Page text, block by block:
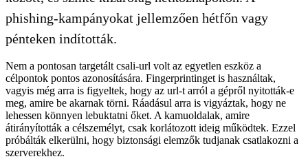
phishing-kampányokat jellemzően hétfőn vagy
pénteken indították.
Nem a pontosan targetált csali-url volt az egyetlen eszköz a
célpontok pontos azonosítására. Fingerprintinget is használtak,
vagyis még arra is figyeltek, hogy az url-t arról a gépről nyitották-e
meg, amire be akarnak törni. Ráadásul arra is vigyáztak, hogy ne
lehessen könnyen lebuktatni őket. A kamuoldalak, amire
átirányították a célszemélyt, csak korlátozott ideig működtek. Ezzel
próbálták elkerülni, hogy biztonsági elemzők tudjanak csatlakozni a
szerverekhez.